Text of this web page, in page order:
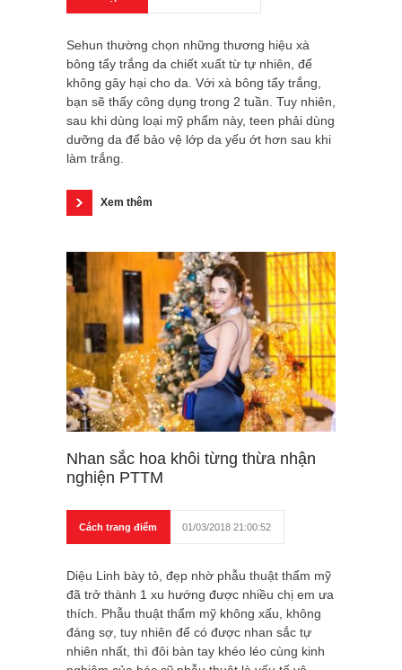
Sehun thường chọn những thương hiệu xà
bông tẩy trắng da chiết xuất từ tự nhiên, để
không gây hại cho da. Với xà bông tẩy trắng,
bạn sẽ thấy công dụng trong 2 tuần. Tuy nhiên,
sau khi dùng loại mỹ phẩm này, teen phải dùng
dưỡng da để bảo vệ lớp da yếu ớt hơn sau khi
làm trắng.
Xem thêm
Nhan sắc hoa khôi từng thừa nhận
nghiện PTTM
Cách trang điểm 01/03/2018 21:00:52
Diệu Linh bày tỏ, đẹp nhờ phẫu thuật thẩm mỹ
đã trở thành 1 xu hướng được nhiều chị em ưa
thích. Phẫu thuật thẩm mỹ không xấu, không
đáng sợ, tuy nhiên để có được nhan sắc tự
nhiên nhất, thì đôi bàn tay khéo léo cùng kinh